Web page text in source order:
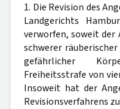
1. Die Revision des
Landgerichts
verworfen, soweit der
schwerer
gefährlicher
Freiheitsstrafe von
Insoweit hat der
Revisionsverfahrens